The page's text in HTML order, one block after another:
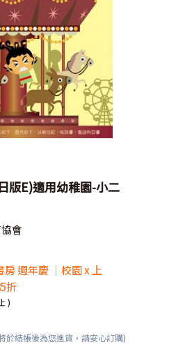
版E)適用幼稚園-小二
會
房 週年慶 ｜校園 x 上
折
)
於結帳後為您進貨，請安心訂購)